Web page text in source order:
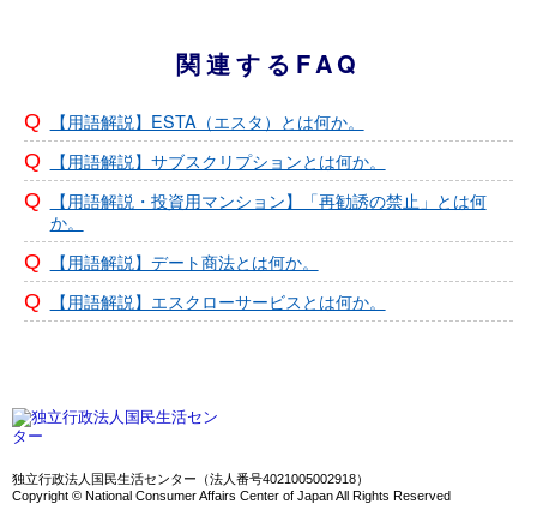
関連するFAQ
【用語解説】ESTA（エスタ）とは何か。
【用語解説】サブスクリプションとは何か。
【用語解説・投資用マンション】「再勧誘の禁止」とは何
か。
【用語解説】デート商法とは何か。
【用語解説】エスクローサービスとは何か。
独立行政法人国民生活センター（法人番号4021005002918）
Copyright © National Consumer Affairs Center of Japan All Rights Reserved